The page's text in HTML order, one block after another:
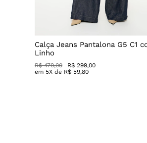
Calça Jeans Pantalona G5 C1
Linho
R$ 479,00
R$ 299,00
em 5X de R$ 59,80